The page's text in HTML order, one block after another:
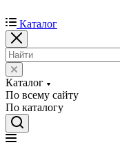
Каталог
Каталог
По всему сайту
По каталогу